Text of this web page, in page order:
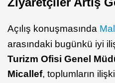
Açılış konuşmasında
arasındaki bugünkü iyi
Turizm Ofisi Genel
Micallef, toplumların